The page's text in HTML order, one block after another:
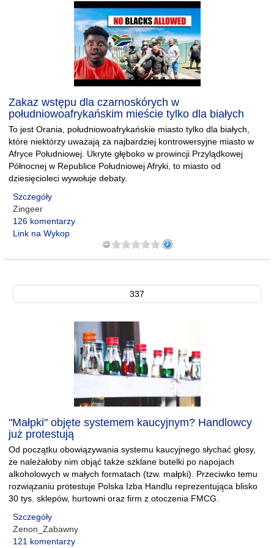
Zakaz wstępu dla czarnoskórych w
południowoafrykańskim mieście tylko dla białych
To jest Orania, południowoafrykańskie miasto tylko dla białych,
które niektórzy uważają za najbardziej kontrowersyjne miasto w
Afryce Południowej. Ukryte głęboko w prowincji Przylądkowej
Północnej w Republice Południowej Afryki, to miasto od
dziesięcioleci wywołuje debaty.
Szczegóły
Zingeer
126 komentarzy
Link na Wykop
337
"Małpki" objęte systemem kaucyjnym? Handlowcy
już protestują
Od początku obowiązywania systemu kaucyjnego słychać głosy,
że należałoby nim objąć także szklane butelki po napojach
alkoholowych w małych formatach (tzw. małpki). Przeciwko temu
rozwiązaniu protestuje Polska Izba Handlu reprezentująca blisko
30 tys. sklepów, hurtowni oraz firm z otoczenia FMCG.
Szczegóły
Zenon_Zabawny
121 komentarzy